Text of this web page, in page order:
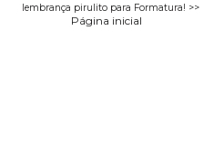
lembrança pirulito para Formatura! >>
Página inicial